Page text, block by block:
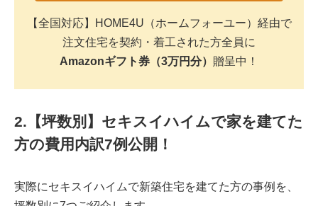
【全国対応】HOME4U（ホームフォーユー）経由で
注文住宅を契約・着工された方全員に
Amazonギフト券（3万円分） 贈呈中！
2.【坪数別】セキスイハイムで家を建てた
方の費用内訳7例公開！
実際にセキスイハイムで新築住宅を建てた方の事例を、